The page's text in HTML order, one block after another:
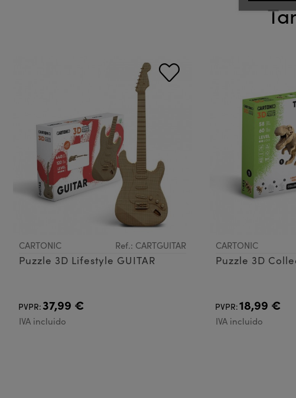
CARTONIC Ref.: CARTGUITAR
Puzzle 3D Lifestyle GUITAR
PVPR:37,99 €
IVA incluido
CARTONIC
Puzzle 3D
PVPR:18,99 €
IVA incluido